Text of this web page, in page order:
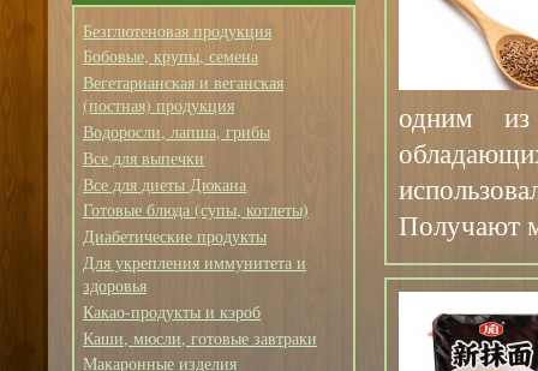
Безглютеновая продукция
Бобовые, крупы, семена
Вегетарианская и веганская
(постная) продукция
Водоросли, лапша, грибы
Все для выпечки
Все для диеты Дюкана
Готовые блюда (супы, котлеты)
Диабетические продукты
Для укрепления иммунитета и
здоровья
Какао-продукты и кэроб
Каши, мюсли, готовые завтраки
Макаронные изделия
одним из
Получают